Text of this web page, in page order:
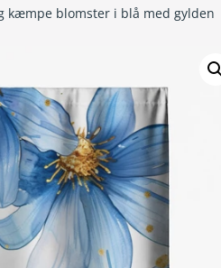
blomster i blå med gylden